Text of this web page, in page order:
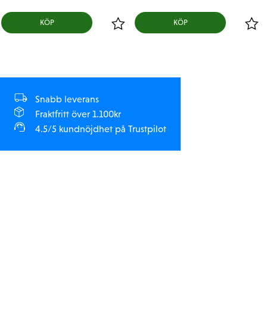
KÖP KÖP
Snabb leverans
Fraktfritt över 1.100kr
4.5/5 kundnöjdhet på Trustpilot